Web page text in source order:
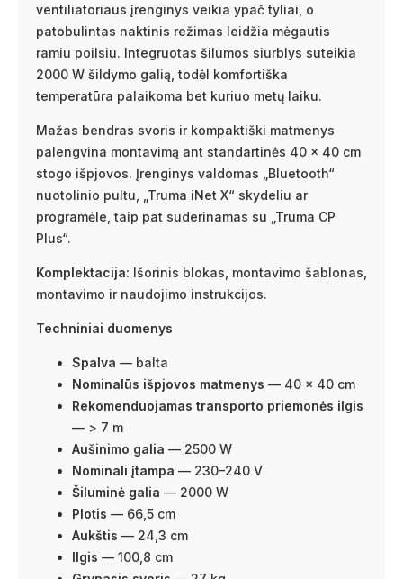
ventiliatoriaus įrenginys veikia ypač tyliai, o
patobulintas naktinis režimas leidžia mėgautis
ramiu poilsiu. Integruotas šilumos siurblys suteikia
2000 W šildymo galią, todėl komfortiška
temperatūra palaikoma bet kuriuo metų laiku.
Mažas bendras svoris ir kompaktiški matmenys
palengvina montavimą ant standartinės 40 × 40 cm
stogo išpjovos. Įrenginys valdomas „Bluetooth“
nuotolinio pultu, „Truma iNet X“ skydeliu ar
programėle, taip pat suderinamas su „Truma CP
Plus“.
Komplektacija: Išorinis blokas, montavimo šablonas,
montavimo ir naudojimo instrukcijos.
Techniniai duomenys
Spalva — balta
Nominalūs išpjovos matmenys — 40 × 40 cm
Rekomenduojamas transporto priemonės ilgis
— > 7 m
Aušinimo galia — 2500 W
Nominali įtampa — 230–240 V
Šiluminė galia — 2000 W
Plotis — 66,5 cm
Aukštis — 24,3 cm
Ilgis — 100,8 cm